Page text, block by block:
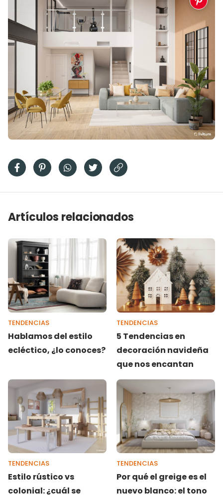
Artículos relacionados
TENDENCIAS
Hablamos del estilo
ecléctico, ¿lo conoces?
TENDENCIAS
5 Tendencias en
decoración navideña
que nos encantan
TENDENCIAS
Estilo rústico vs
colonial: ¿cuál se
TENDENCIAS
Por qué el greige es el
nuevo blanco: el tono